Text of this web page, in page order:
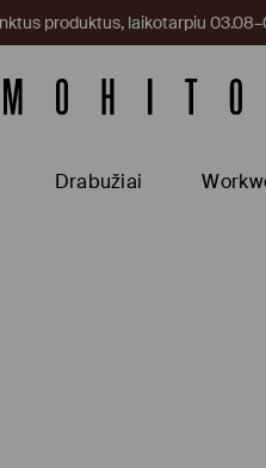
produktus, laikotarpiu
Drabužiai